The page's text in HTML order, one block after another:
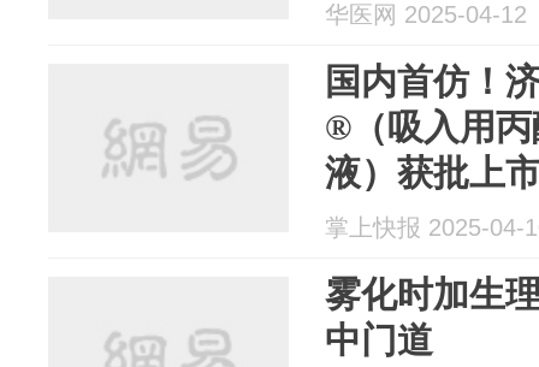
华医网 2025-04-12
国内首仿！
®（吸入用
液）获批上
掌上快报 2025-04-
雾化时加生
中门道